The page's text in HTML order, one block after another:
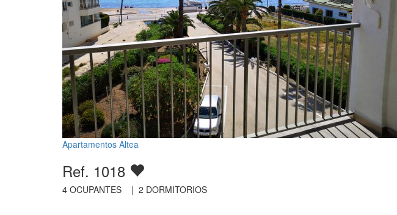
Apartamentos Altea
Ref. 1018
4 OCUPANTES | 2 DORMITORIOS